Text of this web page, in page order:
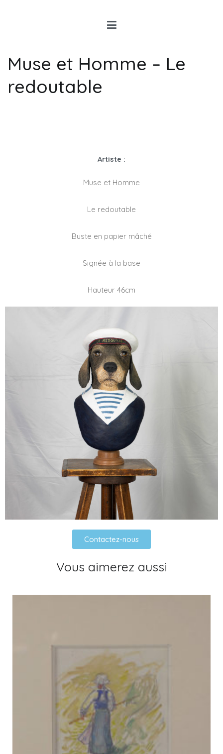
Muse et Homme – Le
redoutable
Artiste :
Muse et Homme
Le redoutable
Buste en papier mâché
Signée à la base
Hauteur 46cm
Contactez-nous
Vous aimerez aussi